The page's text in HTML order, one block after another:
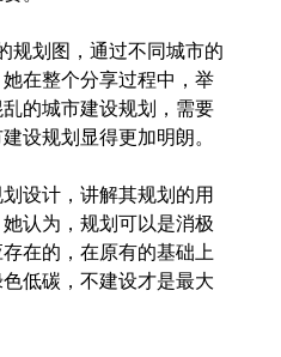
规划图，通过不同城市的
在整个分享过程中，举
的城市建设规划，需要
设规划显得更加明朗。
设计，讲解其规划的用
认为，规划可以是消极
在的，在原有的基础上
低碳，不建设才是最大